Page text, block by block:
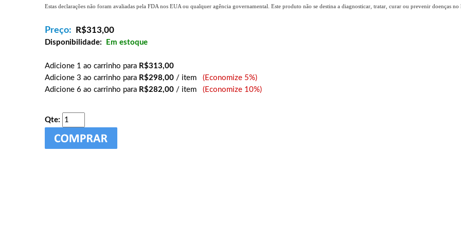
Estas declarações não foram avaliadas pela FDA nos EUA ou qualquer agência governamental. Este produto não se destina a diagnosticar, tratar, curar ou prevenir doenças no
Preço: R$313,00
Disponibilidade: Em estoque
Adicione 1 ao carrinho para R$313,00
Adicione 3 ao carrinho para R$298,00 / item (Economize 5%)
Adicione 6 ao carrinho para R$282,00 / item (Economize 10%)
Qte: